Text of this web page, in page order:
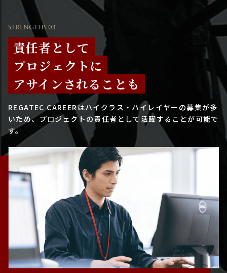
STRENGTHS 03
責任者として
プロジェクトに
アサインされることも
REGATEC CAREERはハイクラス・ハイレイヤーの募集が多
いため、プロジェクトの責任者として活躍することが可能で
す。